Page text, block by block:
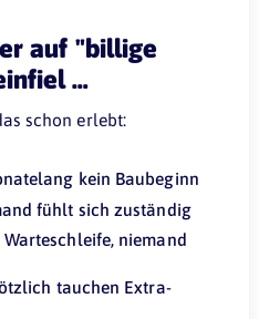
auf "billige
…
schon erlebt:
kein Baubeginn
fühlt sich zuständig
niemand
tauchen Extra-